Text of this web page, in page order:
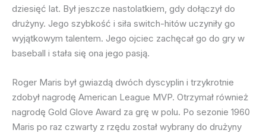
dziesięć lat. Był jeszcze nastolatkiem, gdy dołączył do
drużyny. Jego szybkość i siła switch-hitów uczyniły go
wyjątkowym talentem. Jego ojciec zachęcał go do gry w
baseball i stała się ona jego pasją.
Roger Maris był gwiazdą dwóch dyscyplin i trzykrotnie
zdobył nagrodę American League MVP. Otrzymał również
nagrodę Gold Glove Award za grę w polu. Po sezonie 1960
Maris po raz czwarty z rzędu został wybrany do drużyny